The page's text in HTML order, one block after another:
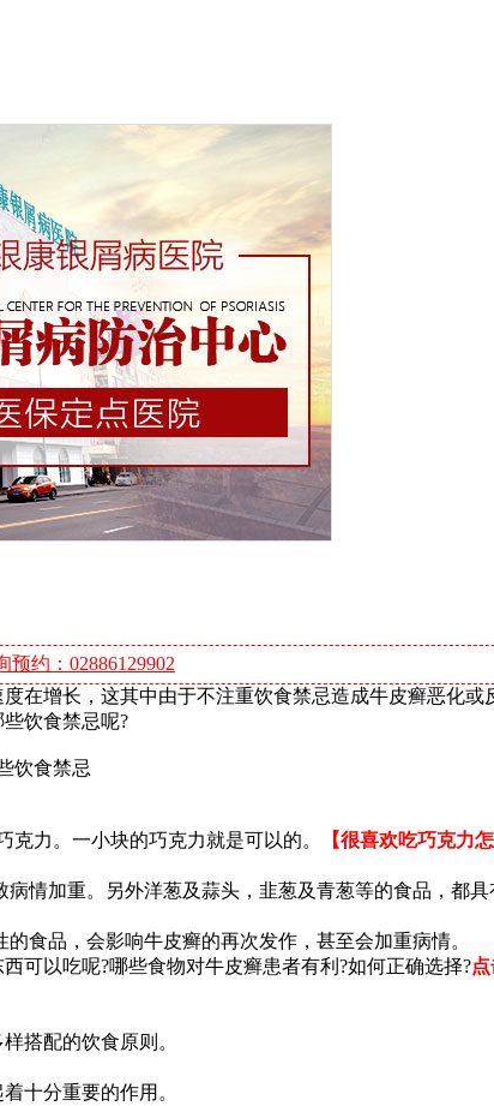
预约：02886129902
在增长，这其中由于不注重饮食禁忌造成牛皮癣恶化或
饮食禁忌呢?
力。一小块的巧克力就是可以的。
【很喜欢吃巧克力
情加重。另外洋葱及蒜头，韭葱及青葱等的食品，都具
食品，会影响牛皮癣的再次发作，甚至会加重病情。
可以吃呢?哪些食物对牛皮癣患者有利?如何正确选择?
搭配的饮食原则。
十分重要的作用。